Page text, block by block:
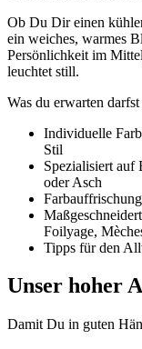
Ob Du Dir einen
ein weiches, warmes
Persönlichkeit im
leuchtet still.
Was du erwarten darfst
Individuelle
Stil
Spezialisiert auf
oder Asch
Foilyage,
Tipps für den
Unser hoher
Damit Du in guten